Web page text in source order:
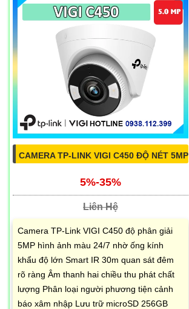
CAMERA TP-LINK VIGI C450 ĐỘ NÉT 5MP
5%-35%
Liên Hệ
Camera TP-Link VIGI C450 độ phân giải
5MP hình ảnh màu 24/7 nhờ ống kính
khẩu độ lớn Smart IR 30m quan sát đêm
rõ ràng Âm thanh hai chiều thu phát chất
lượng Phân loại người phương tiện cảnh
báo xâm nhập Lưu trữ microSD 256GB